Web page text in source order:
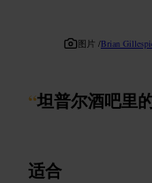
图片 /Brian
“坦普尔酒吧里
适合